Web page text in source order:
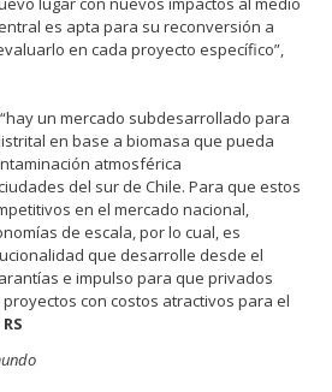
es apta para su reconversión a
en cada proyecto específico”,
un mercado subdesarrollado para
en base a biomasa que pueda
atmosférica
del sur de Chile. Para que estos
en el mercado nacional,
de escala, por lo cual, es
que desarrolle desde el
e impulso para que privados
con costos atractivos para el